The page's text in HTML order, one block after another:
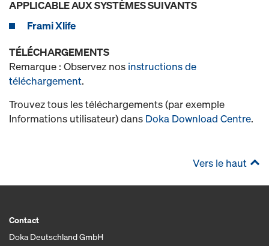
APPLICABLE AUX SYSTÈMES SUIVANTS
Frami Xlife
TÉLÉCHARGEMENTS
Remarque : Observez nos instructions de
téléchargement.
Trouvez tous les téléchargements (par exemple
Informations utilisateur) dans Doka Download Centre.
Vers le haut
Contact
Doka Deutschland GmbH